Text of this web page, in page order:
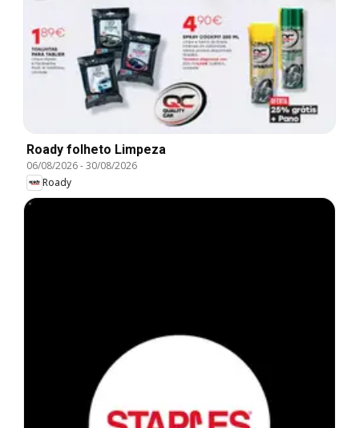
Roady folheto Limpeza
06/08/2026-30/08/2026
Roady